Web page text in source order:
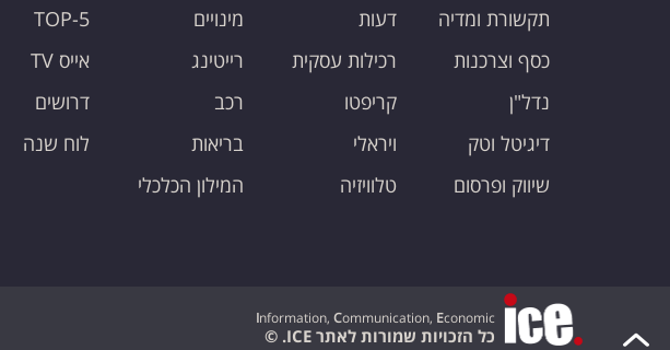
תקשורת ומדיה
כסף וצרכנות
נדל"ן
דיגיטל וטק
שיווק ופרסום
דעות
רכילות עסקית
קריפטו
ויראלי
טלוויזיה
מינויים
רייטינג
רכב
בריאות
המילון הכלכלי
TOP-5
אייס TV
דרושים
לוח שנה
Information, Communication, Economic
כל הזכויות שמורות לאתר ICE. ©